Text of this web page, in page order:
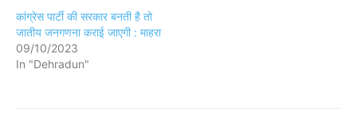
कांग्रेस पार्टी की सरकार बनती है तो
जातीय जनगणना कराई जाएगी : माहरा
09/10/2023
In "Dehradun"